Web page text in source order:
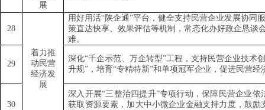
展
28
着力推
动民营
经济发
展
用好用活“陕企通”平台，健全支持民营企业发展协同
策直达快享、效果评估等机制，常态化办好政企恳谈
难。
29
深化“千企示范、万企转型”工程，支持民营企业技术
升规” ，培育“专精特新”和单项冠军企业，促进民营经
30
深入开展“三整治四提升”专项行动，保障民营企业依
获取资源要素，加大中小微企业金融支持力度，鼓励